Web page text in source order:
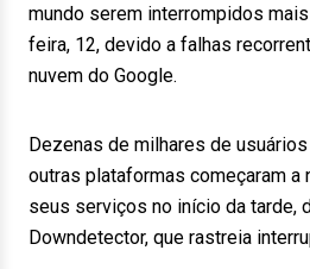
mundo serem interrompidos
feira, 12, devido a falhas
nuvem do Google.
Dezenas de milhares de
outras plataformas começaram a
seus serviços no início da tarde,
Downdetector, que rastreia